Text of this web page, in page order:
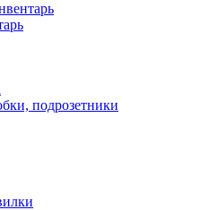
подрозетники